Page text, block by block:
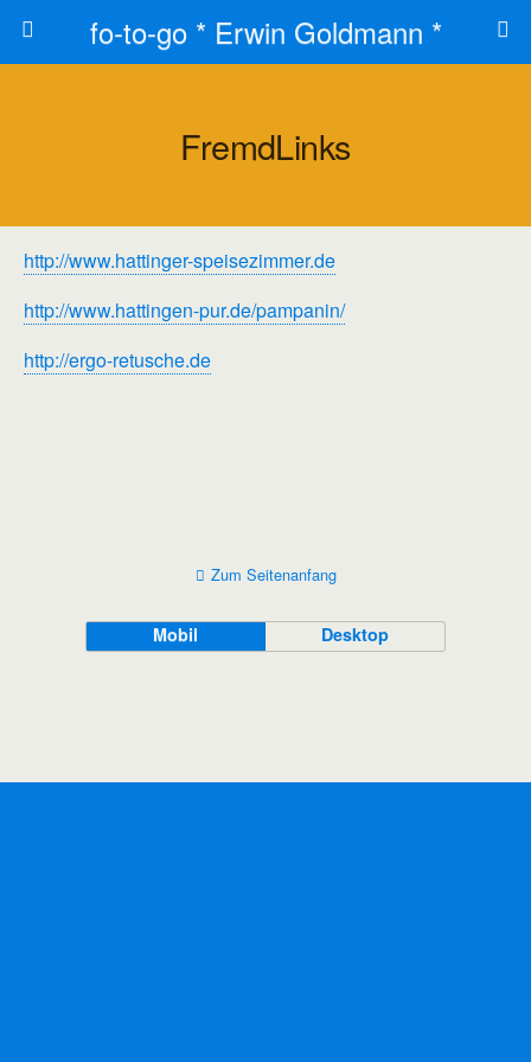
fo-to-go * Erwin Goldmann *
FremdLinks
http://www.hattinger-speisezimmer.de
http://www.hattingen-pur.de/pampanin/
http://ergo-retusche.de
Zum Seitenanfang
Mobil Desktop